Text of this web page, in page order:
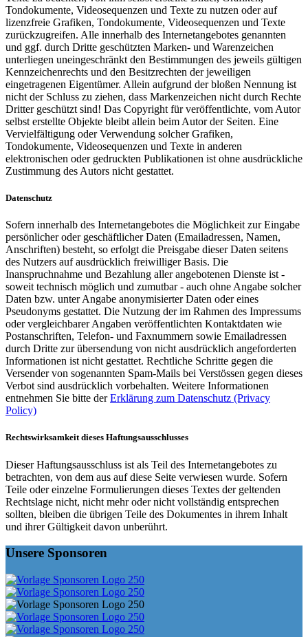
Tondokumente, Videosequenzen und Texte zu nutzen oder auf
lizenzfreie Grafiken, Tondokumente, Videosequenzen und Texte
zurückzugreifen. Alle innerhalb des Internetangebotes genannten
und ggf. durch Dritte geschützten Marken- und Warenzeichen
unterliegen uneingeschränkt den Bestimmungen des jeweils gültigen
Kennzeichenrechts und den Besitzrechten der jeweiligen
eingetragenen Eigentümer. Allein aufgrund der bloßen Nennung ist
nicht der Schluss zu ziehen, dass Markenzeichen nicht durch Rechte
Dritter geschützt sind! Das Copyright für veröffentlichte, vom Autor
selbst erstellte Objekte bleibt allein beim Autor der Seiten. Eine
Vervielfältigung oder Verwendung solcher Grafiken,
Tondokumente, Videosequenzen und Texte in anderen
elektronischen oder gedruckten Publikationen ist ohne ausdrückliche
Zustimmung des Autors nicht gestattet.
Datenschutz
Sofern innerhalb des Internetangebotes die Möglichkeit zur Eingabe
persönlicher oder geschäftlicher Daten (Emailadressen, Namen,
Anschriften) besteht, so erfolgt die Preisgabe dieser Daten seitens
des Nutzers auf ausdrücklich freiwilliger Basis. Die
Inanspruchnahme und Bezahlung aller angebotenen Dienste ist -
soweit technisch möglich und zumutbar - auch ohne Angabe solcher
Daten bzw. unter Angabe anonymisierter Daten oder eines
Pseudonyms gestattet. Die Nutzung der im Rahmen des Impressums
oder vergleichbarer Angaben veröffentlichten Kontaktdaten wie
Postanschriften, Telefon- und Faxnummern sowie Emailadressen
durch Dritte zur übersendung von nicht ausdrücklich angeforderten
Informationen ist nicht gestattet. Rechtliche Schritte gegen die
Versender von sogenannten Spam-Mails bei Verstössen gegen dieses
Verbot sind ausdrücklich vorbehalten. Weitere Informationen
entnehmen Sie bitte derErklärung zum Datenschutz (Privacy
Policy)
Rechtswirksamkeit dieses Haftungsausschlusses
Dieser Haftungsausschluss ist als Teil des Internetangebotes zu
betrachten, von dem aus auf diese Seite verwiesen wurde. Sofern
Teile oder einzelne Formulierungen dieses Textes der geltenden
Rechtslage nicht, nicht mehr oder nicht vollständig entsprechen
sollten, bleiben die übrigen Teile des Dokumentes in ihrem Inhalt
und ihrer Gültigkeit davon unberührt.
Unsere Sponsoren